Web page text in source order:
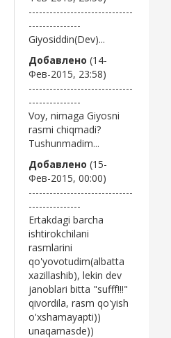
------------------------------
---------------
Giyosiddin(Dev)...
Добавлено (14-
Фев-2015, 23:58)
------------------------------
---------------
Voy, nimaga Giyosni
rasmi chiqmadi?
Tushunmadim...
Добавлено (15-
Фев-2015, 00:00)
------------------------------
---------------
Ertakdagi barcha
ishtirokchilani
rasmlarini
qo'yovotudim(albatta
xazillashib), lekin dev
janoblari bitta "sufff!!!"
qivordila, rasm qo'yish
o'xshamayapti))
unaqamasde))